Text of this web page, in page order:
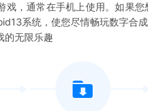
戏，通常在手机上使用。如果
系统，使您尽情畅玩数字合
的无限乐趣